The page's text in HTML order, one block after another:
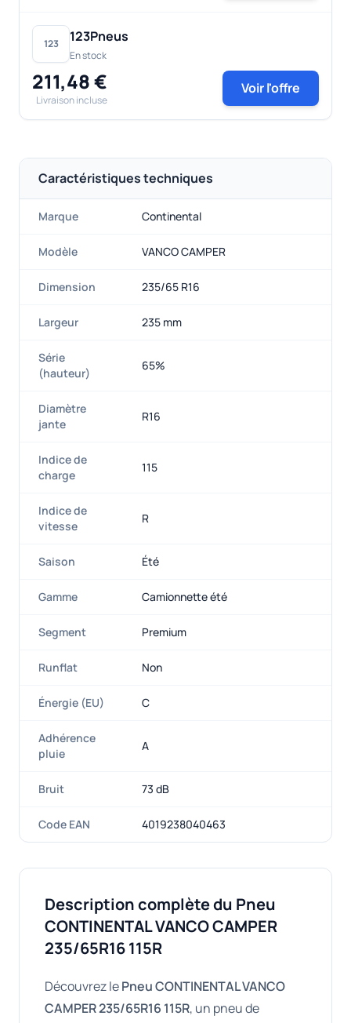
123 123Pneus
En stock
211,48 €
Livraison incluse
Voir l'offre
Caractéristiques techniques
Marque Continental
Modèle VANCO CAMPER
Dimension 235/65 R16
Largeur 235 mm
Série
(hauteur)
65%
Diamètre
jante
R16
Indice de
charge
115
Indice de
vitesse
R
Saison Été
Gamme Camionnette été
Segment Premium
Runflat Non
Énergie (EU) C
Adhérence
pluie
A
Bruit 73 dB
Code EAN 4019238040463
Description complète du Pneu
CONTINENTAL VANCO CAMPER
235/65R16 115R
Découvrez lePneu CONTINENTAL VANCO
CAMPER 235/65R16 115R, un pneu de